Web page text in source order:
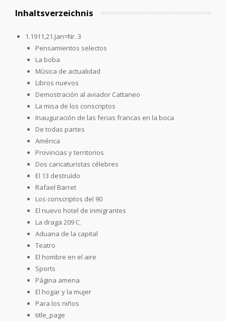
Inhaltsverzeichnis
1.1911,21.Jan=Nr. 3
Pensamientos selectos
La boba
Música de actualidad
Libros nuevos
Demostración al aviador Cattaneo
La misa de los conscriptos
Inauguración de las ferias francas en la boca
De todas partes
América
Provincias y territorios
Dos caricaturistas célebres
El 13 destruído
Rafael Barret
Los conscriptos del 90
El nuevo hotel de inmigrantes
La draga 209 C.
Aduana de la capital
Teatro
El hombre en el aire
Sports
Página amena
El hogar y la mujer
Para los niños
title_page